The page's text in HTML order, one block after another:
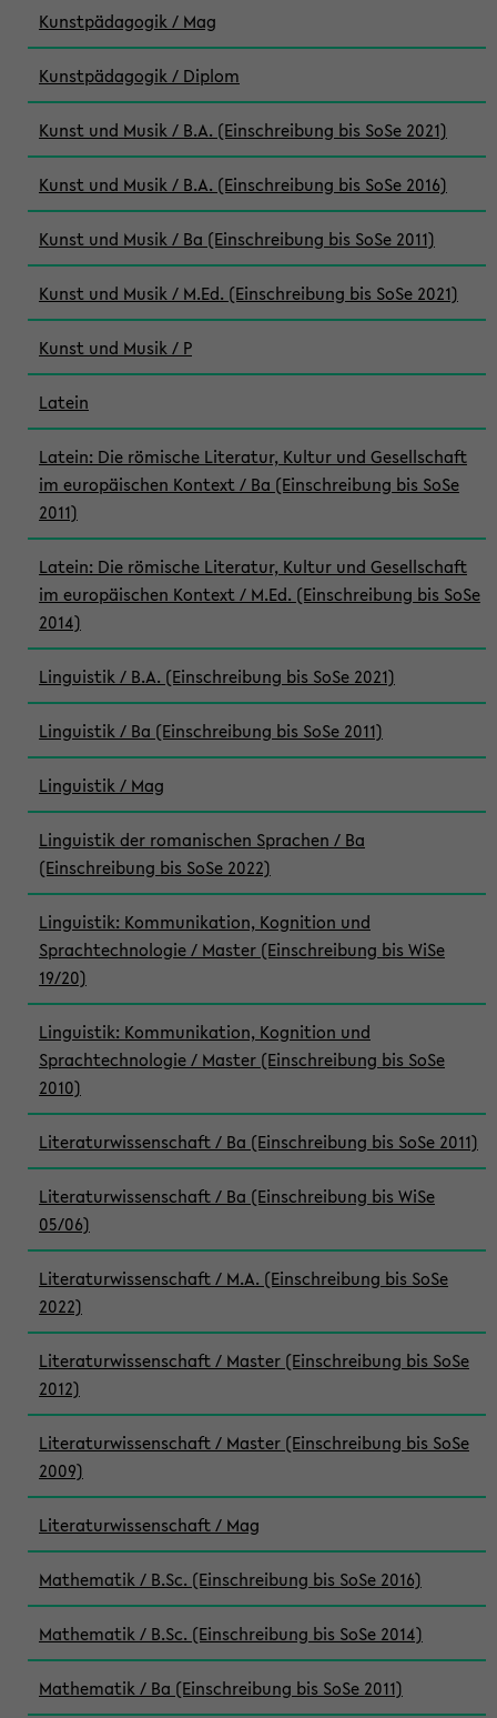
Kunstpädagogik / Mag
Kunstpädagogik / Diplom
Kunst und Musik / B.A. (Einschreibung bis SoSe 2021)
Kunst und Musik / B.A. (Einschreibung bis SoSe 2016)
Kunst und Musik / Ba (Einschreibung bis SoSe 2011)
Kunst und Musik / M.Ed. (Einschreibung bis SoSe 2021)
Kunst und Musik / P
Latein
Latein: Die römische Literatur, Kultur und Gesellschaft
im europäischen Kontext / Ba (Einschreibung bis SoSe
2011)
Latein: Die römische Literatur, Kultur und Gesellschaft
im europäischen Kontext / M.Ed. (Einschreibung bis SoSe
2014)
Linguistik / B.A. (Einschreibung bis SoSe 2021)
Linguistik / Ba (Einschreibung bis SoSe 2011)
Linguistik / Mag
Linguistik der romanischen Sprachen / Ba
(Einschreibung bis SoSe 2022)
Linguistik: Kommunikation, Kognition und
Sprachtechnologie / Master (Einschreibung bis WiSe
19/20)
Linguistik: Kommunikation, Kognition und
Sprachtechnologie / Master (Einschreibung bis SoSe
2010)
Literaturwissenschaft / Ba (Einschreibung bis SoSe 2011)
Literaturwissenschaft / Ba (Einschreibung bis WiSe
05/06)
Literaturwissenschaft / M.A. (Einschreibung bis SoSe
2022)
Literaturwissenschaft / Master (Einschreibung bis SoSe
2012)
Literaturwissenschaft / Master (Einschreibung bis SoSe
2009)
Literaturwissenschaft / Mag
Mathematik / B.Sc. (Einschreibung bis SoSe 2016)
Mathematik / B.Sc. (Einschreibung bis SoSe 2014)
Mathematik / Ba (Einschreibung bis SoSe 2011)